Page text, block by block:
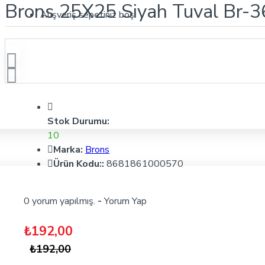
Alışveriş sepetiniz boş!
Brons 25X25 Siyah Tuval Br-
Stok Durumu:
10
Marka: Brons
Ürün Kodu:: 8681861000570
0 yorum yapılmış. - Yorum Yap
₺192,00
₺192,00